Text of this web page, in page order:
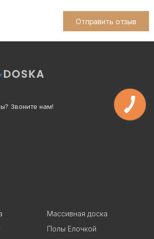
Отправить отзыв
Звоните нам!
Массивная доска
Полы Елочкой